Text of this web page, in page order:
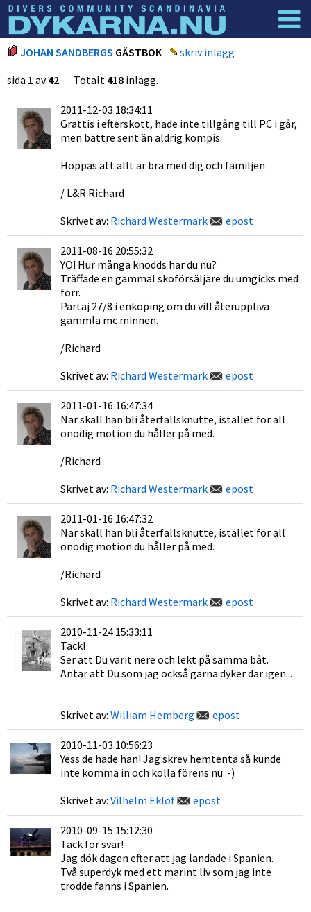
Dyknyheter
JOHAN SANDBERGS GÄSTBOK
skriv inlägg
sida 1 av42. Totalt 418 inlägg.
2011-12-03 18:34:11
Grattis i efterskott, hade inte tillgång till PC i går,
men bättre sent än aldrig kompis.
Hoppas att allt är bra med dig och familjen
/ L&R Richard
Skrivet av: Richard Westermark epost
2011-08-16 20:55:32
YO! Hur många knodds har du nu?
Träffade en gammal skoförsäljare du umgicks med
förr.
Partaj 27/8 i enköping om du vill återuppliva
gammla mc minnen.
/Richard
Skrivet av: Richard Westermark epost
2011-01-16 16:47:34
Nar skall han bli återfallsknutte, istället för all
onödig motion du håller på med.
/Richard
Skrivet av: Richard Westermark epost
2011-01-16 16:47:32
Nar skall han bli återfallsknutte, istället för all
onödig motion du håller på med.
/Richard
Skrivet av: Richard Westermark epost
2010-11-24 15:33:11
Tack!
Ser att Du varit nere och lekt på samma båt.
Antar att Du som jag också gärna dyker där igen...
Skrivet av: William Hemberg epost
2010-11-03 10:56:23
Yess de hade han! Jag skrev hemtenta så kunde
inte komma in och kolla förens nu :-)
Skrivet av: Vilhelm Eklöf epost
2010-09-15 15:12:30
Tack för svar!
Jag dök dagen efter att jag landade i Spanien.
Två superdyk med ett marint liv som jag inte
trodde fanns i Spanien.